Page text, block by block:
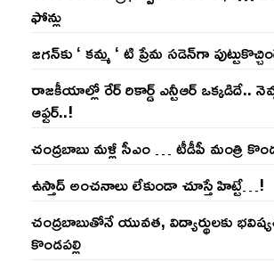
ఫోన్లు
జ‌గ‌న్‌కు ‘ క‌మ్మ ‘ టి ప్రేమ స‌డెన్‌గా
రాజ‌కీయాల్లో రేర్ రికార్డ్ ఎన్టీఆర్ ఒక్క‌డిదే..
ఆఫ్ట‌ర్‌..!
చంద్ర‌బాబు మ‌ళ్లీ సీఎం … టీడీపీ మంత్రి
ఉస్తాద్ అంచ‌నాలు లేకుండా చూస్తే హిట్టే…!
చంద్ర‌బాబుతోనే యువ‌త‌, విద్యార్థుల‌కు
కొండ‌ప‌ల్లి